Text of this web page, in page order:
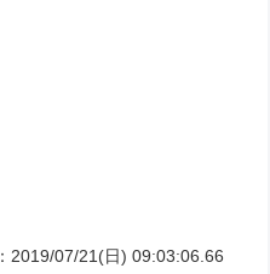
：2019/07/21(日) 09:03:06.66